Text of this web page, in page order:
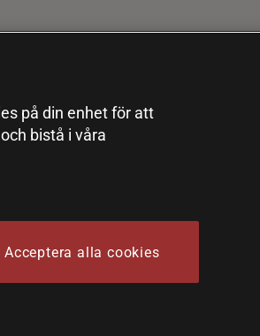
på din enhet för att
bistå i våra
Acceptera alla cookies